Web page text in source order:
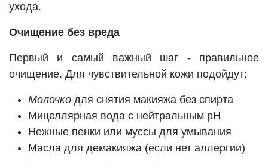
ухода.
Очищение без вреда
Первый и самый важный шаг - правильное
очищение. Для чувствительной кожи подойдут:
Молочко для снятия макияжа без спирта
Мицеллярная вода с нейтральным pH
Нежные пенки или муссы для умывания
Масла для демакияжа (если нет аллергии)